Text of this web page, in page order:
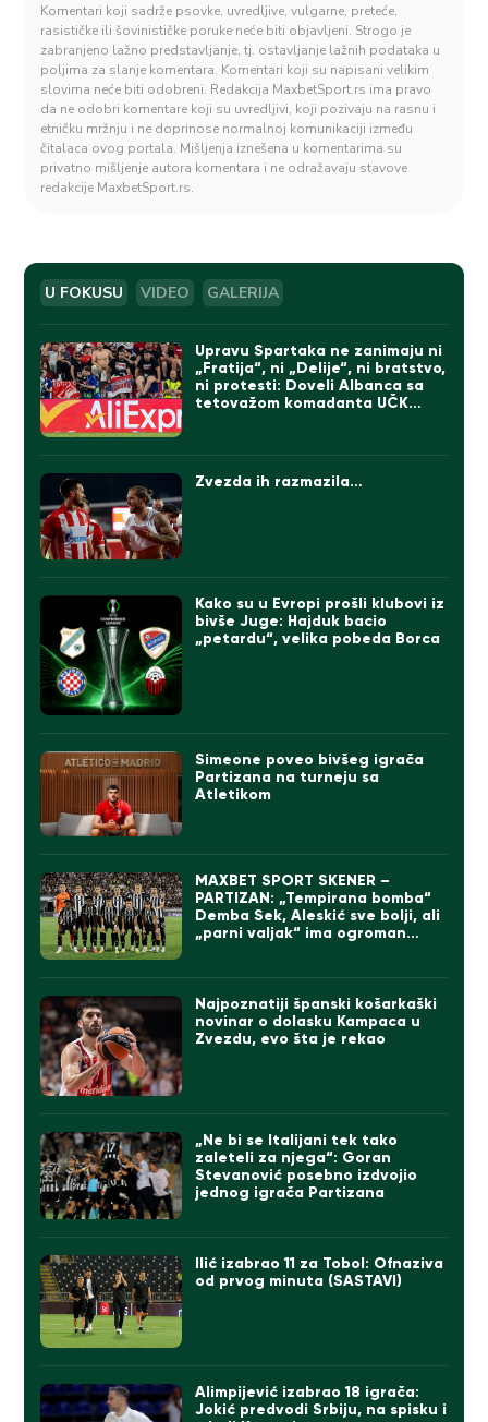
Komentari koji sadrže psovke, uvredljive, vulgarne, preteće,
rasističke ili šovinističke poruke neće biti objavljeni. Strogo je
zabranjeno lažno predstavljanje, tj. ostavljanje lažnih podataka u
poljima za slanje komentara. Komentari koji su napisani velikim
slovima neće biti odobreni. Redakcija MaxbetSport.rs ima pravo
da ne odobri komentare koji su uvredljivi, koji pozivaju na rasnu i
etničku mržnju i ne doprinose normalnoj komunikaciji između
čitalaca ovog portala. Mišljenja iznešena u komentarima su
privatno mišljenje autora komentara i ne odražavaju stavove
redakcije MaxbetSport.rs.
U FOKUSU VIDEO GALERIJA
Upravu Spartaka ne zanimaju ni
„Fratija“, ni „Delije“, ni bratstvo,
ni protesti: Doveli Albanca sa
tetovažom komadanta UČK
Zvezda ih razmazila…
Kako su u Evropi prošli klubovi iz
bivše Juge: Hajduk bacio
„petardu“, velika pobeda Borca
Simeone poveo bivšeg igrača
Partizana na turneju sa
Atletikom
MAXBET SPORT SKENER –
PARTIZAN: „Tempirana bomba“
Demba Sek, Aleskić sve bolji, ali
„parni valjak“ ima ogroman
Najpoznatiji španski košarkaški
novinar o dolasku Kampaca u
Zvezdu, evo šta je rekao
„Ne bi se Italijani tek tako
zaleteli za njega“: Goran
Stevanović posebno izdvojio
jednog igrača Partizana
Ilić izabrao 11 za Tobol: Ofnaziva
od prvog minuta (SASTAVI)
Alimpijević izabrao 18 igrača:
Jokić predvodi Srbiju, na spisku i